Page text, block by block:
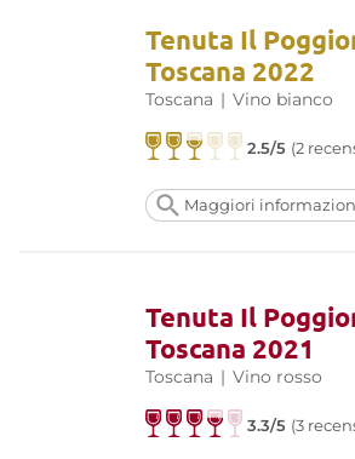
Tenuta Il
Toscana 2022
Toscana | Vino bianco
2.5/5 (2
Maggiori
Tenuta Il
Toscana 2021
Toscana | Vino rosso
3.3/5 (3